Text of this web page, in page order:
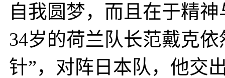
自我圆梦，而且在于精
34岁的荷兰队长范戴克
针”，对阵日本队，他交